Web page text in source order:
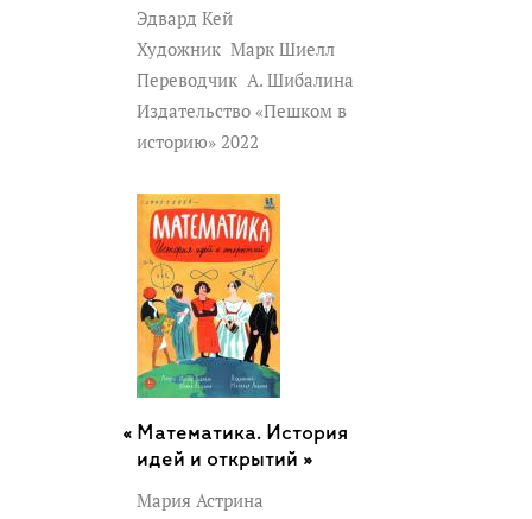
Эдвард Кей
Художник Марк Шиелл
Переводчик А. Шибалина
Издательство «Пешком в
историю» 2022
Математика. История
идей и открытий »
Мария Астрина